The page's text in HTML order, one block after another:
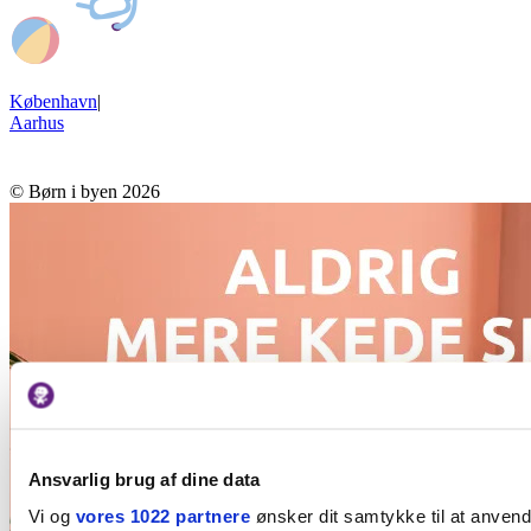
Ansvarlig brug af dine data
Vi og vores 1022 partnereønsker dit samtykke til at
København|
Aarhus
© Børn i byen 2026